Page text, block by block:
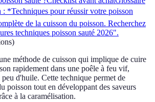
*Techniques pour réussir votre poisson
de la cuisson du poisson. Recherchez
techniques poisson sauté 2026".
)
méthode de cuisson qui implique de cuire
rapidement dans une poêle à feu vif,
d'huile. Cette technique permet de
poisson tout en développant des saveurs
à la caramélisation.